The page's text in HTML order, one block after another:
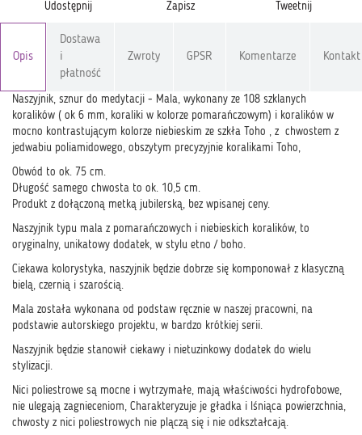
Udostępnij Zapisz Tweetnij
Opis
Dostawa
i
płatność
Zwroty GPSR Komentarze Kontakt
Naszyjnik, sznur do medytacji - Mala, wykonany ze 108 szklanych
koralików ( ok 6 mm, koraliki w kolorze pomarańczowym) i koralików w
mocno kontrastującym kolorze niebieskim ze szkła Toho , z chwostem z
jedwabiu poliamidowego, obszytym precyzyjnie koralikami Toho,
Obwód to ok. 75 cm.
Długość samego chwosta to ok. 10,5 cm.
Produkt z dołączoną metką jubilerską, bez wpisanej ceny.
Naszyjnik typu mala z pomarańczowych i niebieskich koralików, to
oryginalny, unikatowy dodatek, w stylu etno / boho.
Ciekawa kolorystyka, naszyjnik będzie dobrze się komponował z klasyczną
bielą, czernią i szarością.
Mala została wykonana od podstaw ręcznie w naszej pracowni, na
podstawie autorskiego projektu, w bardzo krótkiej serii.
Naszyjnik będzie stanowił ciekawy i nietuzinkowy dodatek do wielu
stylizacji.
Nici poliestrowe są mocne i wytrzymałe, mają właściwości hydrofobowe,
nie ulegają zagnieceniom, Charakteryzuje je gładka i lśniąca powierzchnia,
chwosty z nici poliestrowych nie plączą się i nie odkształcają.